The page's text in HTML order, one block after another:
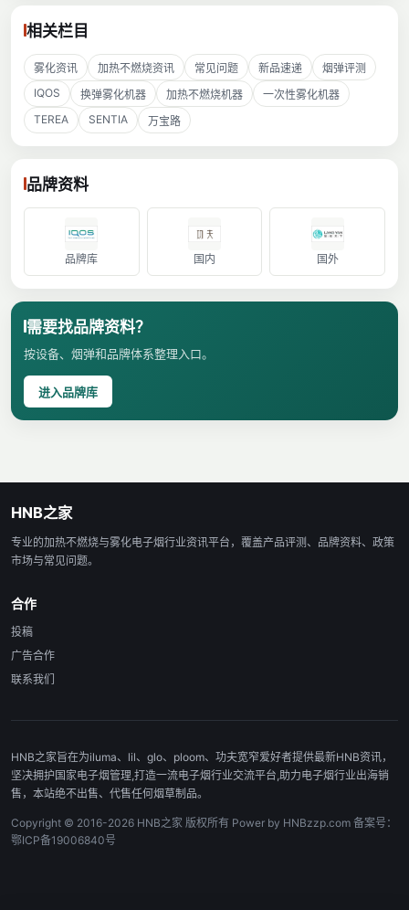
相关栏目
雾化资讯 加热不燃烧资讯 常见问题 新品速递
烟弹评测
IQOS
换弹雾化机器 加热不燃烧机器
一次性雾化机器
TEREA
SENTIA 万宝路
品牌资料
品牌库 国内 国外
需要找品牌资料？
按设备、烟弹和品牌体系整理入口。
进入品牌库
HNB之家
专业的加热不燃烧与雾化电子烟行业资讯平台，覆盖产品评测、品牌资料、政策
市场与常见问题。
合作
投稿
广告合作
联系我们
HNB之家旨在为iluma、lil、glo、ploom、功夫宽窄爱好者提供最新HNB资讯，
坚决拥护国家电子烟管理,打造一流电子烟行业交流平台,助力电子烟行业出海销
售，本站绝不出售、代售任何烟草制品。
Copyright © 2016-2026 HNB之家 版权所有 Power by HNBzzp.com 备案号：
鄂ICP备19006840号